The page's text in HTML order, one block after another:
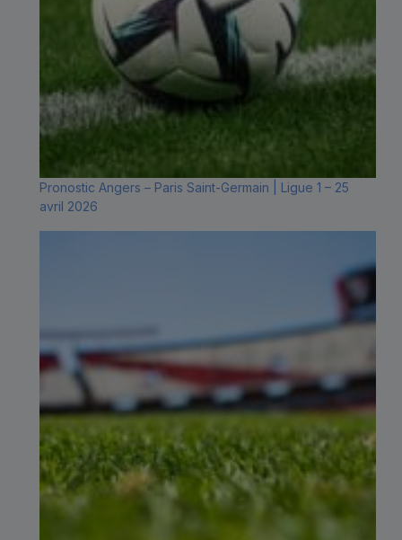
Pronostic Angers – Paris Saint-Germain | Ligue 1 – 25
avril 2026